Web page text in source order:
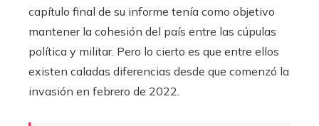
capítulo final de su informe tenía como objetivo
mantener la cohesión del país entre las cúpulas
política y militar. Pero lo cierto es que entre ellos
existen caladas diferencias desde que comenzó la
invasión en febrero de 2022.